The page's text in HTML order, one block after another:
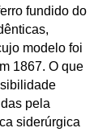
fundido do
modelo foi
1867. O que
pela
siderúrgica